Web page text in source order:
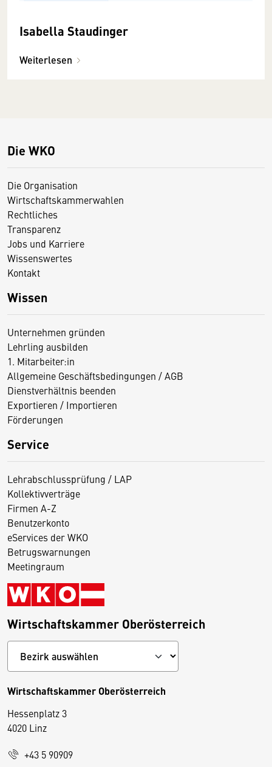
Isabella Staudinger
Weiterlesen
Die WKO
Die Organisation
Wirtschaftskammerwahlen
Rechtliches
Transparenz
Jobs und Karriere
Wissenswertes
Kontakt
Wissen
Unternehmen gründen
Lehrling ausbilden
1. Mitarbeiter:in
Allgemeine Geschäftsbedingungen / AGB
Dienstverhältnis beenden
Exportieren / Importieren
Förderungen
Service
Lehrabschlussprüfung / LAP
Kollektivverträge
Firmen A-Z
Benutzerkonto
eServices der WKO
Betrugswarnungen
Meetingraum
Wirtschaftskammer Oberösterreich
Wirtschaftskammer Oberösterreich
Hessenplatz 3
4020 Linz
+43 5 90909